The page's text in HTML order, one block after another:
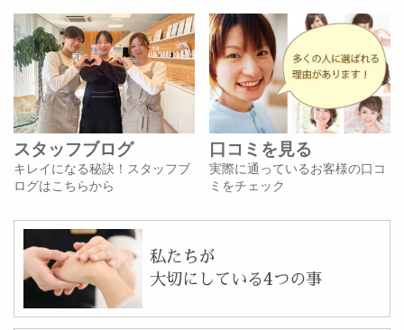
スタッフブログ
キレイになる秘訣！スタッフブ
ログはこちらから
口コミを見る
実際に通っているお客様の口コ
ミをチェック
私たちが
大切にしている4つの事